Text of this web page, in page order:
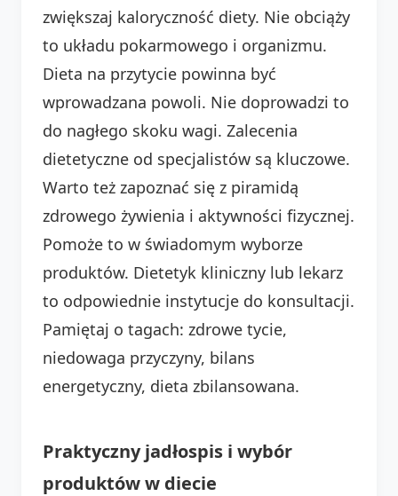
zwiększaj kaloryczność diety. Nie obciąży
to układu pokarmowego i organizmu.
Dieta na przytycie powinna być
wprowadzana powoli. Nie doprowadzi to
do nagłego skoku wagi. Zalecenia
dietetyczne od specjalistów są kluczowe.
Warto też zapoznać się z piramidą
zdrowego żywienia i aktywności fizycznej.
Pomoże to w świadomym wyborze
produktów. Dietetyk kliniczny lub lekarz
to odpowiednie instytucje do konsultacji.
Pamiętaj o tagach: zdrowe tycie,
niedowaga przyczyny, bilans
energetyczny, dieta zbilansowana.
Praktyczny jadłospis i wybór
produktów w diecie